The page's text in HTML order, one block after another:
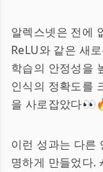
알렉스넷은 전에
ReLU와 같은 새
학습의 안정성을
인식의 정확도를
을 사로잡았다
이런 성과는 다른
명하게 만들었다.